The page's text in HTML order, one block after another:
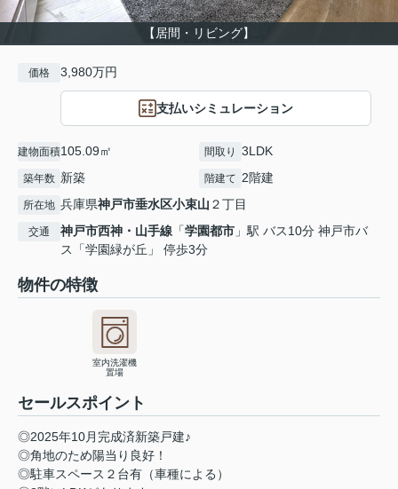
【居間・リビング】
価格 3,980万円
支払いシミュレーション
建物面積105.09㎡ 間取り 3LDK
築年数 新築 階建て 2階建
所在地 兵庫県神戸市垂水区小束山 ２丁目
交通 神戸市西神・山手線 「学園都市 」駅 バス10分 神戸市バ
ス「学園緑が丘」 停歩3分
物件の特徴
室内洗濯機
置場
セールスポイント
◎2025年10月完成済新築戸建♪
◎角地のため陽当り良好！
◎駐車スペース２台有（車種による）